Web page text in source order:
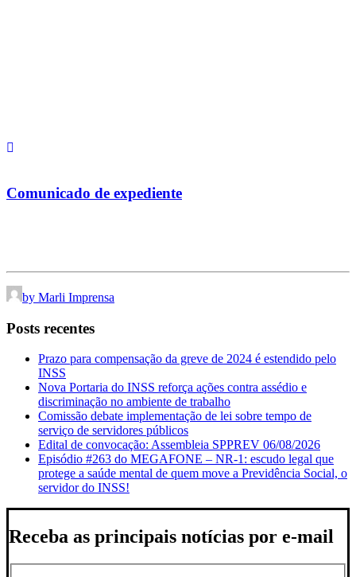
Comunicado de expediente
by Marli Imprensa
Posts recentes
Prazo para compensação da greve de 2024 é estendido pelo
INSS
Nova Portaria do INSS reforça ações contra assédio e
discriminação no ambiente de trabalho
Comissão debate implementação de lei sobre tempo de
serviço de servidores públicos
Edital de convocação: Assembleia SPPREV 06/08/2026
Episódio #263 do MEGAFONE – NR-1: escudo legal que
protege a saúde mental de quem move a Previdência Social, o
servidor do INSS!
Receba as principais notícias por e-mail